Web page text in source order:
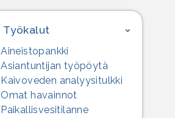
Työkalut
Aineistopankki
Asiantuntijan työpöytä
Kaivoveden analyysitulkki
Omat havainnot
Paikallisvesitilanne